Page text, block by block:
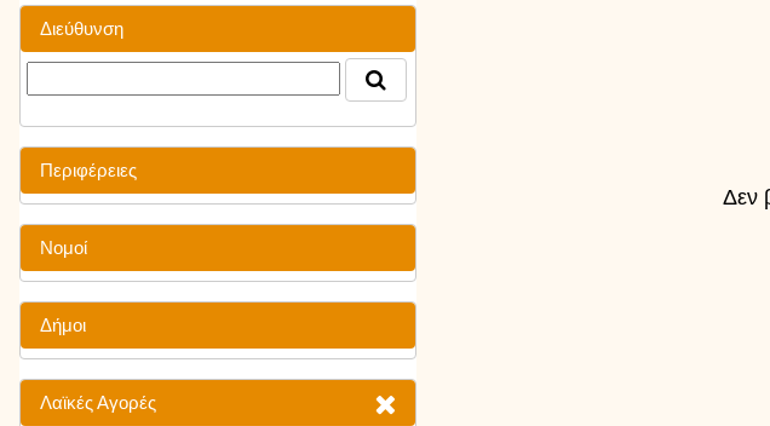
Διεύθυνση
Περιφέρειες
Νομοί
Δήμοι
Λαϊκές Αγορές
Δεν